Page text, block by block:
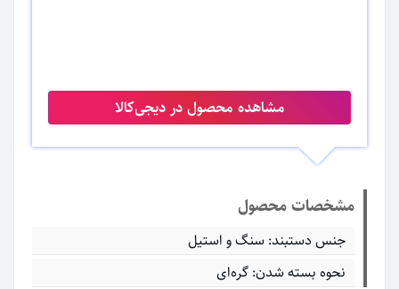
مشاهده محصول در دیجی‌کالا
مشخصات محصول
جنس دستبند: سنگ و استیل
نحوه بسته شدن: گره‌ای